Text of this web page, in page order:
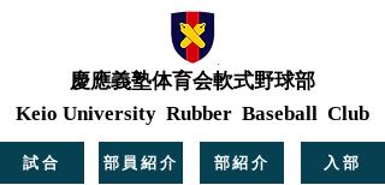
慶應義塾体育会軟式野球部
Keio University Rubber Baseball Club
試合 部員紹介 部紹介 入部